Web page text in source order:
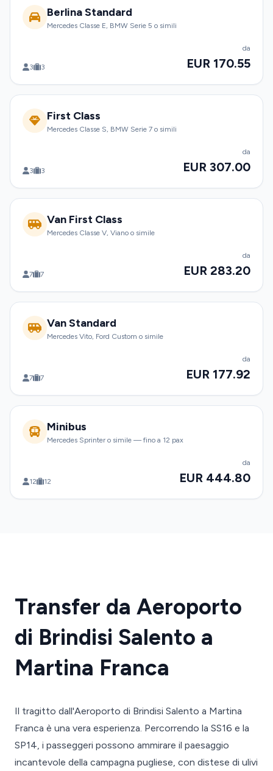
Berlina Standard
Mercedes Classe E, BMW Serie 5 o simili
3 3
da
EUR 170.55
First Class
Mercedes Classe S, BMW Serie 7 o simili
3 3
da
EUR 307.00
Van First Class
Mercedes Classe V, Viano o simile
7 7
da
EUR 283.20
Van Standard
Mercedes Vito, Ford Custom o simile
7 7
da
EUR 177.92
Minibus
Mercedes Sprinter o simile — fino a 12 pax
12 12
da
EUR 444.80
Transfer da Aeroporto
di Brindisi Salento a
Martina Franca
Il tragitto dall'Aeroporto di Brindisi Salento a Martina
Franca è una vera esperienza. Percorrendo la SS16 e la
SP14, i passeggeri possono ammirare il paesaggio
incantevole della campagna pugliese, con distese di ulivi